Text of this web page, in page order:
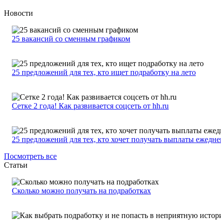
Новости
25 вакансий со сменным графиком
25 предложений для тех, кто ищет подработку на лето
Сетке 2 года! Как развивается соцсеть от hh.ru
25 предложений для тех, кто хочет получать выплаты
Посмотреть все
Статьи
Сколько можно получать на подработках